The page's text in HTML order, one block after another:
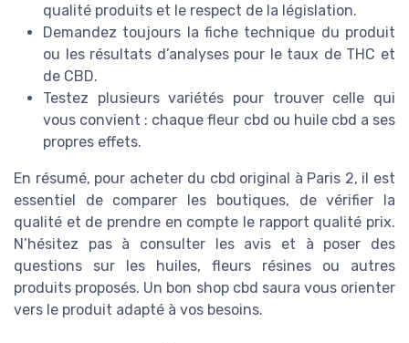
qualité produits et le respect de la législation.
Demandez toujours la fiche technique du produit
ou les résultats d’analyses pour le taux de THC et
de CBD.
Testez plusieurs variétés pour trouver celle qui
vous convient : chaque fleur cbd ou huile cbd a ses
propres effets.
En résumé, pour acheter du cbd original à Paris 2, il est
essentiel de comparer les boutiques, de vérifier la
qualité et de prendre en compte le rapport qualité prix.
N’hésitez pas à consulter les avis et à poser des
questions sur les huiles, fleurs résines ou autres
produits proposés. Un bon shop cbd saura vous orienter
vers le produit adapté à vos besoins.